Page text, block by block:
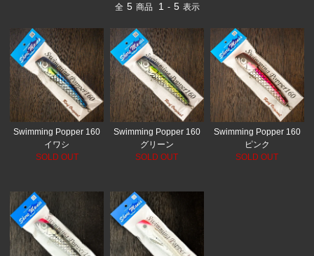
全 5 商品 1 - 5 表示
Swimming Popper 160
イワシ
SOLD OUT
Swimming Popper 160
グリーン
SOLD OUT
Swimming Popper 160
ピンク
SOLD OUT